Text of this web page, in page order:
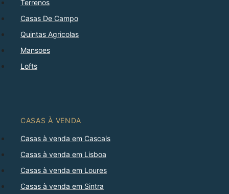
Terrenos
Casas De Campo
Quintas Agricolas
Mansoes
Lofts
CASAS À VENDA
Casas à venda em Cascais
Casas à venda em Lisboa
Casas à venda em Loures
Casas à venda em Sintra